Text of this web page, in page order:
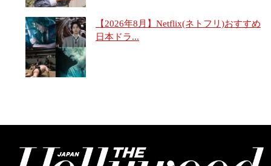
【2026年8月】Netflix(ネトフリ)おすすめ
日本ドラ...